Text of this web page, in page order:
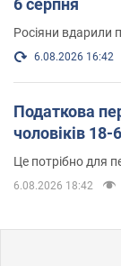
Росіяни вдарили
6.08.2026 16:42
Податкова
чоловіків 18-
Це потрібно для
6.08.2026 18:42